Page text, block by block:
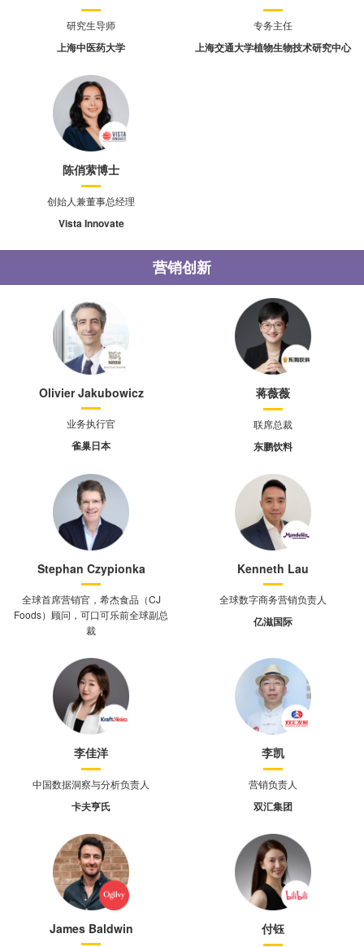
研究生导师
上海中医药大学
专务主任
上海交通大学植物生物技术研究中心
陈俏萦博士
创始人兼董事总经理
Vista Innovate
营销创新
Olivier Jakubowicz
业务执行官
雀巢日本
蒋薇薇
联席总裁
东鹏饮料
Stephan Czypionka
全球首席营销官，希杰食品（CJ
Foods）顾问，可口可乐前全球副总
裁
Kenneth Lau
全球数字商务营销负责人
亿滋国际
李佳洋
中国数据洞察与分析负责人
卡夫亨氏
李凯
营销负责人
双汇集团
James Baldwin 付钰